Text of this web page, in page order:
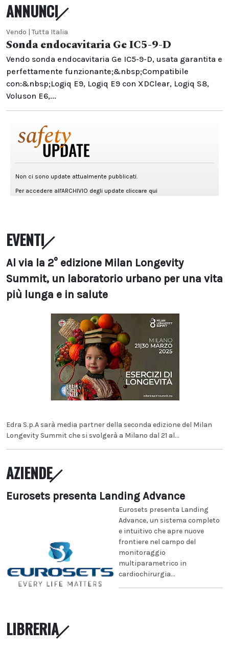
ANNUNCI
Vendo | Tutta Italia
Sonda endocavitaria Ge IC5-9-D
Vendo sonda endocavitaria Ge IC5-9-D, usata garantita e
perfettamente funzionante;&nbsp;Compatibile
con:&nbsp;Logiq E9, Logiq E9 con XDClear, Logiq S8,
Voluson E6,...
EVENTI
Al via la 2° edizione Milan Longevity
Summit, un laboratorio urbano per una vita
più lunga e in salute
Edra S.p.A sarà media partner della seconda edizione del Milan
Longevity Summit che si svolgerà a Milano dal 21 al...
AZIENDE
Eurosets presenta Landing Advance
Eurosets presenta Landing
Advance, un sistema completo
e intuitivo che apre nuove
frontiere nel campo del
monitoraggio
multiparametrico in
cardiochirurgia...
LIBRERIA